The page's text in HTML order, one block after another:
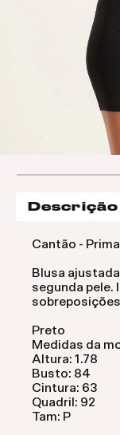
Descrição
Cantão -
Blusa
segunda pele.
Preto
Medidas da
Altura: 1.78
Busto: 84
Cintura: 63
Quadril: 92
Tam: P